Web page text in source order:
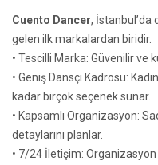
Cuento Dancer, İstanbul’da
gelen ilk markalardan biridir.
• Tescilli Marka: Güvenilir ve
• Geniş Dansçı Kadrosu:
kadar birçok seçenek sunar.
• Kapsamlı Organizasyon:
detaylarını planlar.
• 7/24 İletişim: